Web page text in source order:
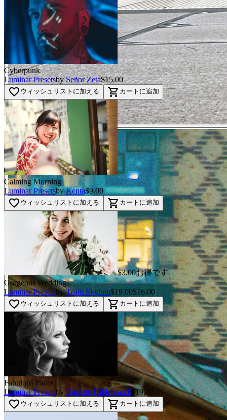
Cyberpunk
Luminar Presetsby Señor Zeta$15.00
favorite_border ウィッシュリストに加える shopping_cart カートに追加
Calming Morning
Luminar Presetsby Kenta$9.00
favorite_border ウィッシュリストに加える shopping_cart カートに追加
$3.00お得です
Gorgeous Wedding
Luminar Presetsby Team Skylum$19.00$16.00
favorite_border ウィッシュリストに加える shopping_cart カートに追加
Fabulous Faces
Luminar Presetsby Darlene Hildebrandt $19.00
favorite_border ウィッシュリストに加える shopping_cart カートに追加